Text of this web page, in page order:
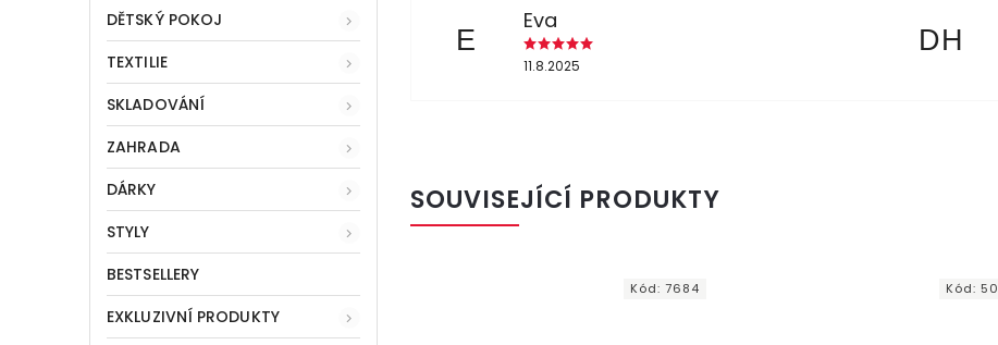
DĚTSKÝ POKOJ
TEXTILIE
SKLADOVÁNÍ
ZAHRADA
DÁRKY
STYLY
BESTSELLERY
EXKLUZIVNÍ PRODUKTY
E
Eva
11.8.2025
DH
SOUVISEJÍCÍ PRODUKTY